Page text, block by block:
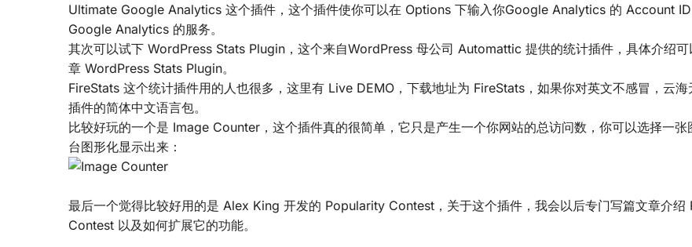
Ultimate Google Analytics 这个插件，这个插件使你可以在 Options 下输入你Google Analytics 的 Account
Google Analytics 的服务。
其次可以试下 WordPress Stats Plugin，这个来自WordPress 母公司 Automattic 提供的统计插件，具体介绍可
章 WordPress Stats Plugin。
FireStats 这个统计插件用的人也很多，这里有 Live DEMO，下载地址为 FireStats，如果你对英文不感冒，云海
插件的简体中文语言包。
比较好玩的一个是 Image Counter，这个插件真的很简单，它只是产生一个你网站的总访问数，你可以选择一张
台图形化显示出来：
最后一个觉得比较好用的是 Alex King 开发的 Popularity Contest，关于这个插件，我会以后专门写篇文章介
Contest 以及如何扩展它的功能。